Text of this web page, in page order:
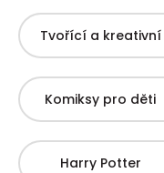
Tvořící a kreativní
Komiksy pro děti
Harry Potter